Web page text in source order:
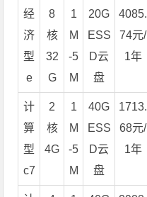
经
济
型
e
8
核
32
G
1
M
-5
M
20G
ESS
D云
盘
4085.
74元/
1年
计
算
型
c7
2
核
4G
1
M
-5
M
40G
ESS
D云
盘
1713.
68元/
1年